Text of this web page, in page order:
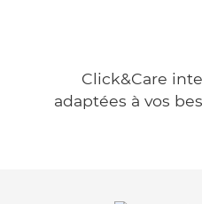
Click&Care
adaptées à vos